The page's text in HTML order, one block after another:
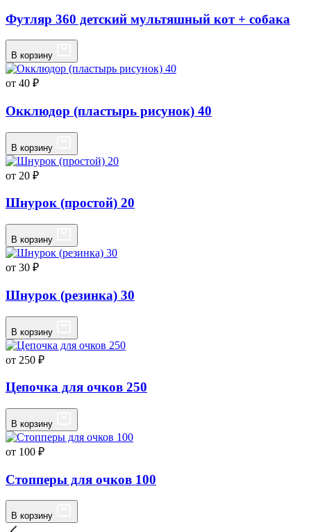
Футляр 360 детский мультяшный кот + собака
В корзину
от 40 ₽
Окклюдор (пластырь рисунок) 40
В корзину
от 20 ₽
Шнурок (простой) 20
В корзину
от 30 ₽
Шнурок (резинка) 30
В корзину
от 250 ₽
Цепочка для очков 250
В корзину
от 100 ₽
Стопперы для очков 100
В корзину